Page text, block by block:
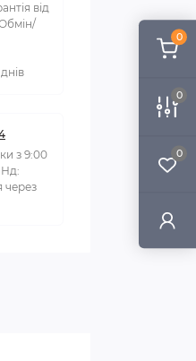
0
0
0
від
з 9:00